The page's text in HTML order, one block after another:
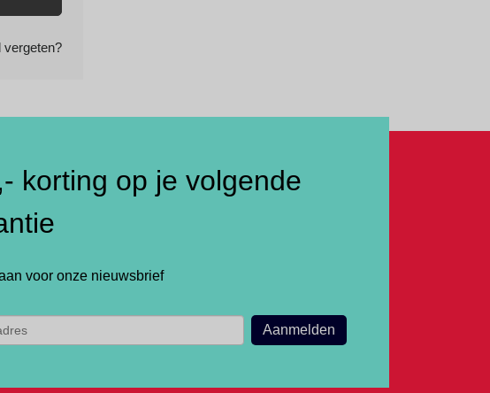
vergeten?
korting op je volgende
voor onze nieuwsbrief